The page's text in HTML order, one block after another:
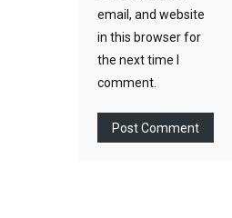
email, and website
in this browser for
the next time I
comment.